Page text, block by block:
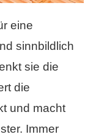
eine
sinnbildlich
sie die
die
und macht
Immer